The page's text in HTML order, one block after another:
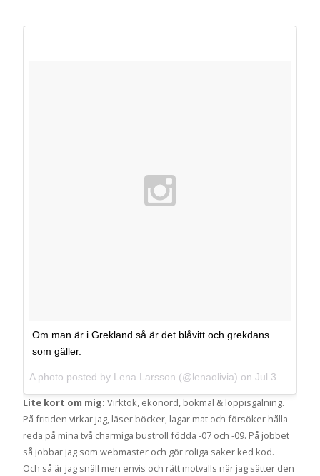
Om man är i Grekland så är det blåvitt och grekdans
som gäller.
A photo posted by Lena Larsson (@lenaolivia) onJul 31, 2013 at 8:50am PDT
Lite kort om mig: Virktok, ekonörd, bokmal & loppisgalning.
På fritiden virkar jag, läser böcker, lagar mat och försöker hålla
reda på mina två charmiga bustroll födda -07 och -09. På jobbet
så jobbar jag som webmaster och gör roliga saker ked kod.
Och så är jag snäll men envis och rätt motvalls när jag sätter den